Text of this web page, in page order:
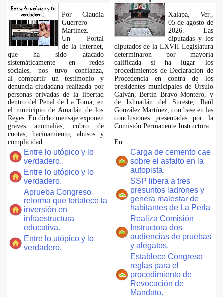
Por Claudia
Guerrero
Martínez.
​Un Portal
de la Internet,
que ha sido atacado
sistemáticamente en redes
sociales, nos tuvo confianza,
al compartir un testimonio y
denuncia ciudadana realizada por
personas privadas de la libertad
dentro del Penal de La Toma, en
el municipio de Amatlán de los
Reyes. En dicho mensaje exponen
graves anomalías, cobro de
cuotas, hacinamiento, abusos y
complicidad
Entre lo utópico y lo
verdadero..
Entre lo utópico y lo
verdadero.
Aprueba Congreso
reforma que fortalece la
inversión en
infraestructura
educativa.
Entre lo utópico y lo
verdadero.
Xalapa, Ver.,
05 de agosto de
2026.- Las
diputadas y los
diputados de la LXVII Legislatura
determinaron por mayoría
calificada si ha lugar los
procedimientos de Declaración de
Procedencia en contra de los
presidentes municipales de Úrsulo
Galván, Bertín Bravo Montero, y
de Ixhuatlán del Sureste, Raúl
González Martínez, con base en las
conclusiones presentadas por la
Comisión Permanente Instructora.
En
Carga de cemento cae
sobre el asfalto en la
autopista.
SSP libera a tres
presuntos ladrones y
genera malestar de
habitantes de La Perla
Realiza Comisión
Instructora dos
audiencias de pruebas
y alegatos.
Establece Congreso
reglas para el
procedimiento de
Revocación de
Mandato.